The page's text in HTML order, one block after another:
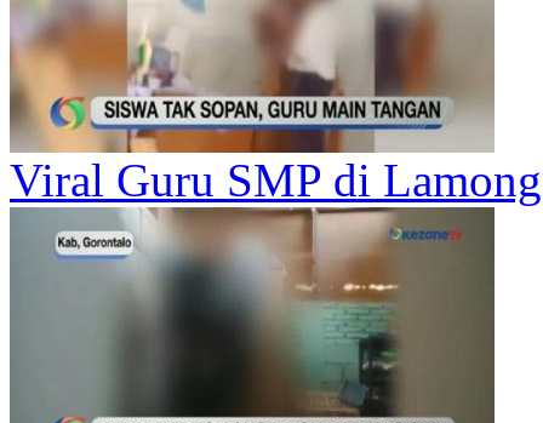
Viral Guru SMP di